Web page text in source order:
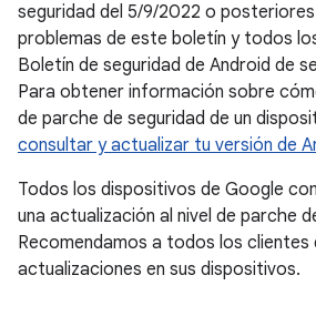
seguridad del 5/9/2022 o
problemas de este boletín y todos
Boletín de seguridad de Android de
Para obtener información sobre
de parche de seguridad de un
consultar y actualizar tu versión de
Todos los dispositivos de Google
una actualización al nivel de parche
Recomendamos a todos los
actualizaciones en sus dispositivos.